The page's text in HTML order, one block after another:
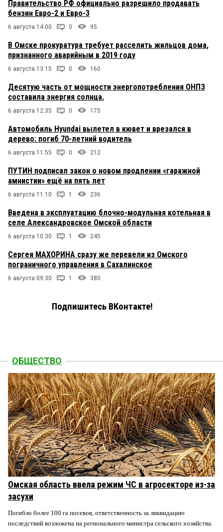
Правительство РФ официально разрешило продавать
бензин Евро-2 и Евро-3
6 августа 14:00 0 95
В Омске прокуратура требует расселить жильцов дома,
признанного аварийным в 2019 году
6 августа 13:15 0 160
Десятую часть от мощности энергопотребления ОНПЗ
составила энергия солнца.
6 августа 12:35 0 175
Автомобиль Hyundai вылетел в кювет и врезался в
дерево: погиб 70-летний водитель
6 августа 11:55 0 212
ПУТИН подписал закон о новом продлении «гаражной
амнистии» ещё на пять лет
6 августа 11:10 1 236
Введена в эксплуатацию блочно-модульная котельная в
селе Александровское Омской области
6 августа 10:30 1 245
Сергея МАХОРИНА сразу же перевели из Омского
пограничного управления в Сахалинское
6 августа 09:30 1 380
Подпишитесь ВКонтакте!
ОБЩЕСТВО
Омская область ввела режим ЧС в агросекторе из-за
засухи
Погибло более 100 га посевов, ответственность за ликвидацию
последствий возложена на регионального министра сельского хозяйства.